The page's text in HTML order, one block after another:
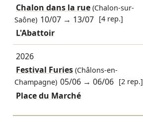
Chalon dans la rue(Chalon-sur-
Saône) 10/07 → 13/07 [4 rep.]
L'Abattoir
2026
Festival Furies(Châlons-en-
Champagne) 05/06 →06/06 [2 rep.]
Place du Marché